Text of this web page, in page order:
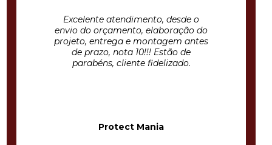
Excelente atendimento, desde o
envio do orçamento, elaboração do
projeto, entrega e montagem antes
de prazo, nota 10!!! Estão de
parabéns, cliente fidelizado.
Protect Mania